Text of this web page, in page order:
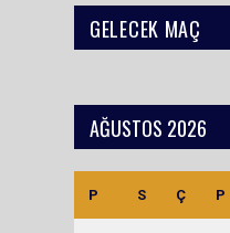
GELECEK MAÇ
AĞUSTOS 2026
P S Ç P